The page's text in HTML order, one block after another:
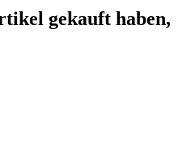
gekauft haben,